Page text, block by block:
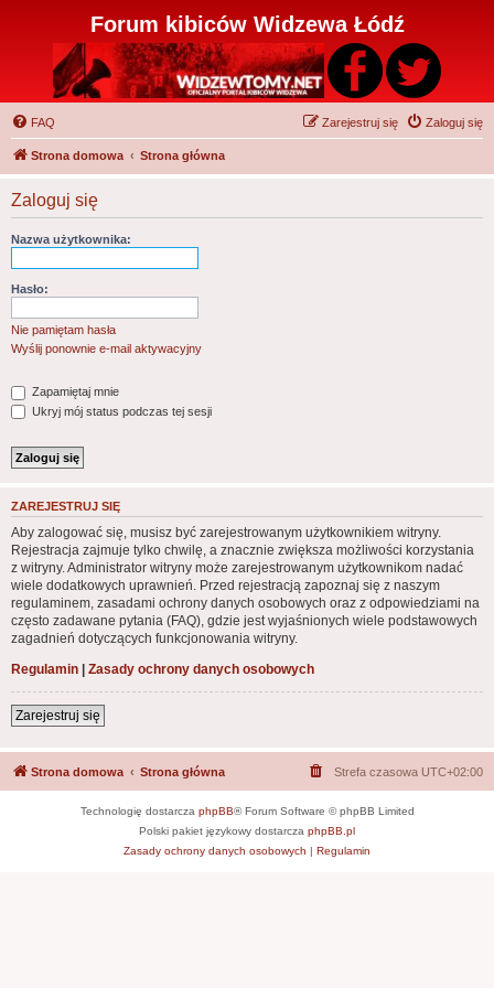
Forum kibiców Widzewa Łódź
FAQ Zaloguj się
Zarejestruj się
Strona domowa Strona główna
Zaloguj się
Nazwa użytkownika:
Hasło:
Nie pamiętam hasła
Wyślij ponownie e-mail aktywacyjny
Zapamiętaj mnie
Ukryj mój status podczas tej sesji
ZAREJESTRUJ SIĘ
Aby zalogować się, musisz być zarejestrowanym użytkownikiem witryny.
Rejestracja zajmuje tylko chwilę, a znacznie zwiększa możliwości korzystania
z witryny. Administrator witryny może zarejestrowanym użytkownikom nadać
wiele dodatkowych uprawnień. Przed rejestracją zapoznaj się z naszym
regulaminem, zasadami ochrony danych osobowych oraz z odpowiedziami na
często zadawane pytania (FAQ), gdzie jest wyjaśnionych wiele podstawowych
zagadnień dotyczących funkcjonowania witryny.
Regulamin | Zasady ochrony danych osobowych
Zarejestruj się
Strona domowa Strona główna Strefa czasowa UTC+02:00
Technologię dostarcza phpBB® Forum Software © phpBB Limited
Polski pakiet językowy dostarcza phpBB.pl
Zasady ochrony danych osobowych | Regulamin